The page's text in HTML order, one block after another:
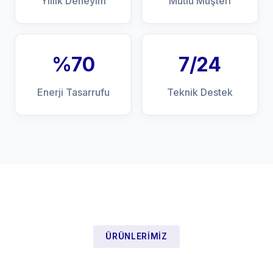
%70
Enerji Tasarrufu
7/24
Teknik Destek
ÜRÜNLERIMIZ